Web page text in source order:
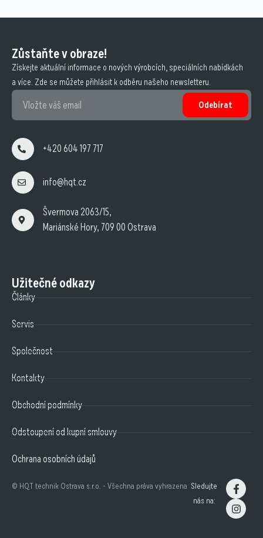
Zůstaňte v obraze!
Získejte aktuální informace o nových výrobcích, speciálních nabídkách
a více. Zde se můžete přihlásit k odběru našeho newsletteru.
Odebírat
+420 604 197 717
info@hqt.cz
Švermova 2063/15,
Mariánské Hory, 709 00 Ostrava
Užitečné odkazy
Články
Servis
Společnost
Kontakty
Obchodní podmínky
Odstoupení od kupní smlouvy
Ochrana osobních údajů
© HQT technik Ostrava s.r.o. - Všechna práva vyhrazena Sledujte
nás na: